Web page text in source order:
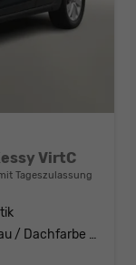
VirtC
Tageszulassung
Fiord Blau / Dachfarbe schwarz